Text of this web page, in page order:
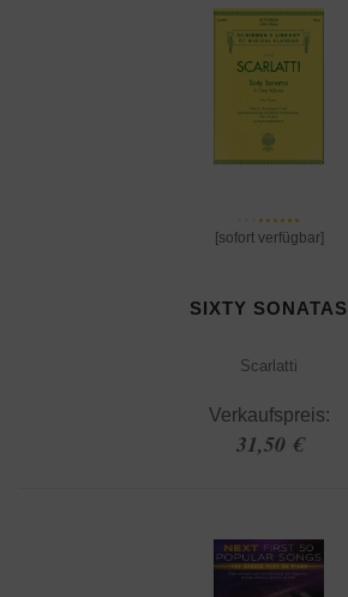
[sofort verfügbar]
SIXTY SONATAS
Scarlatti
Verkaufspreis:
31,50 €